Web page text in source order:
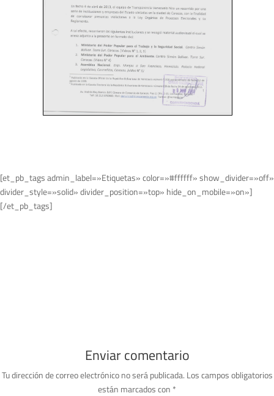
[et_pb_tags admin_label=»Etiquetas» color=»#ffffff» show_divider=»off»
divider_style=»solid» divider_position=»top» hide_on_mobile=»on»]
[/et_pb_tags]
Enviar comentario
Tu dirección de correo electrónico no será publicada. Los campos obligatorios
están marcados con *